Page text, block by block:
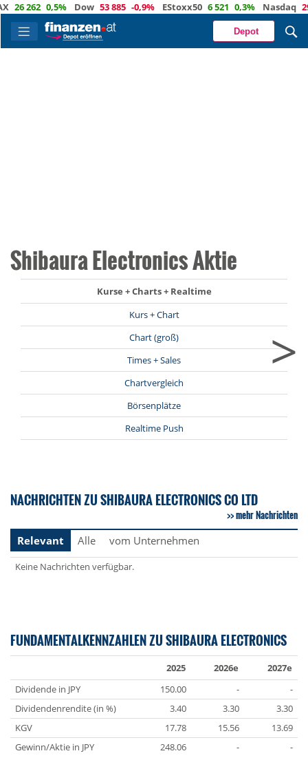
262 0,5% Dow 53 885 -0,9% EStoxx50 6 521 0,3% Nasdaq 29
Depot
Shibaura Electronics Aktie
Kurse + Charts + Realtime
Kurs + Chart
Chart (groß)
Times + Sales
Chartvergleich
Börsenplätze
Realtime Push
>
NACHRICHTEN ZU SHIBAURA ELECTRONICS CO LTD
mehr Nachrichten
Relevant
Alle vom Unternehmen
Keine Nachrichten verfügbar.
FUNDAMENTALKENNZAHLEN ZU SHIBAURA ELECTRONICS
2025 2026e
2027e
Dividende in JPY
150.00 -
-
Dividendenrendite (in %)
3.40 3.30
3.30
KGV
17.78 15.56
13.69
Gewinn/Aktie in JPY
248.06 - -